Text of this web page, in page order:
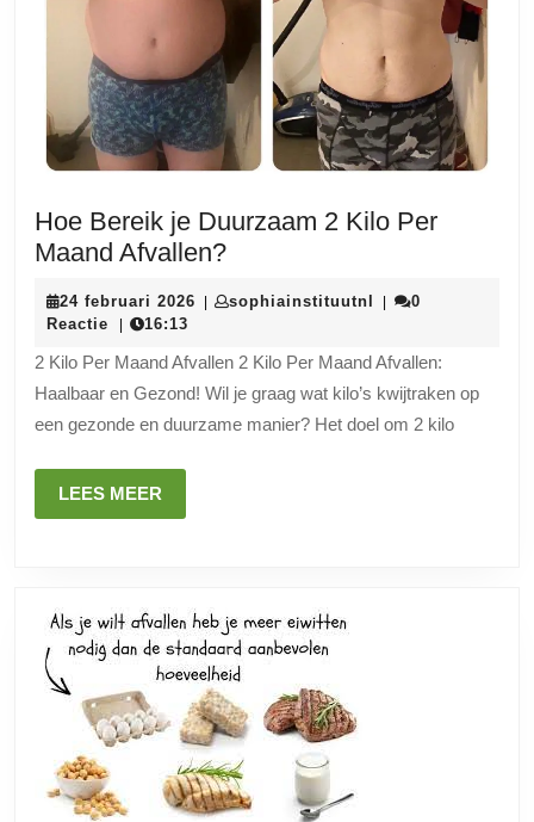
Hoe Bereik je Duurzaam 2 Kilo Per
Maand Afvallen?Hoe
je
2
Kilo
Per
24 februari 2026 24| sophiainstituutnl sophiainstituutnl
|
0
Reactie
| 16:13
2 Kilo Per Maand Afvallen 2 Kilo Per Maand Afvallen:
Haalbaar en Gezond! Wil je graag wat kilo’s kwijtraken op
een gezonde en duurzame manier? Het doel om 2 kilo
LEES MEER
MEER